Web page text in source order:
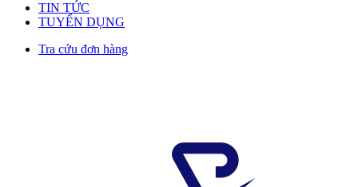
TIN TỨC
TUYỂN DỤNG
Tra cứu đơn hàng